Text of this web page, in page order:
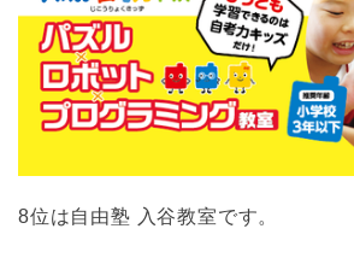
8位は自由塾 入谷教室です。